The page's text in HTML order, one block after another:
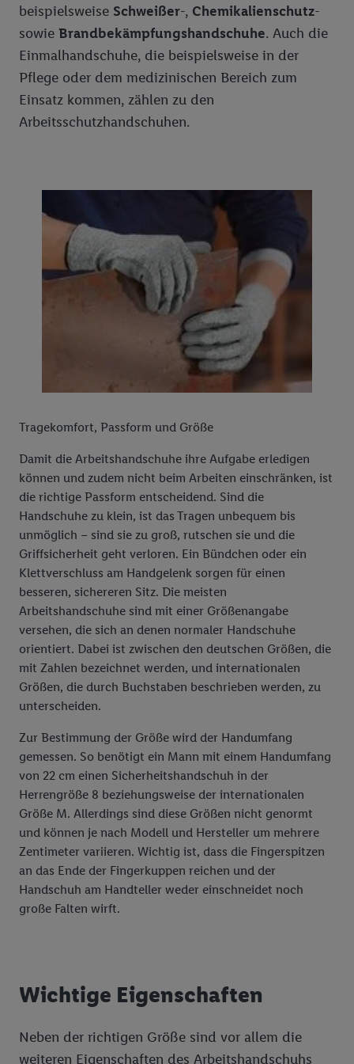
beispielsweise Schweißer-, Chemikalienschutz-
sowie Brandbekämpfungshandschuhe. Auch die
Einmalhandschuhe, die beispielsweise in der
Pflege oder dem medizinischen Bereich zum
Einsatz kommen, zählen zu den
Arbeitsschutzhandschuhen.
Tragekomfort, Passform und Größe
Damit die Arbeitshandschuhe ihre Aufgabe erledigen
können und zudem nicht beim Arbeiten einschränken, ist
die richtige Passform entscheidend. Sind die
Handschuhe zu klein, ist das Tragen unbequem bis
unmöglich – sind sie zu groß, rutschen sie und die
Griffsicherheit geht verloren. Ein Bündchen oder ein
Klettverschluss am Handgelenk sorgen für einen
besseren, sichereren Sitz. Die meisten
Arbeitshandschuhe sind mit einer Größenangabe
versehen, die sich an denen normaler Handschuhe
orientiert. Dabei ist zwischen den deutschen Größen, die
mit Zahlen bezeichnet werden, und internationalen
Größen, die durch Buchstaben beschrieben werden, zu
unterscheiden.
Zur Bestimmung der Größe wird der Handumfang
gemessen. So benötigt ein Mann mit einem Handumfang
von 22 cm einen Sicherheitshandschuh in der
Herrengröße 8 beziehungsweise der internationalen
Größe M. Allerdings sind diese Größen nicht genormt
und können je nach Modell und Hersteller um mehrere
Zentimeter variieren. Wichtig ist, dass die Fingerspitzen
an das Ende der Fingerkuppen reichen und der
Handschuh am Handteller weder einschneidet noch
große Falten wirft.
Wichtige Eigenschaften
Neben der richtigen Größe sind vor allem die
weiteren Eigenschaften des Arbeitshandschuhs